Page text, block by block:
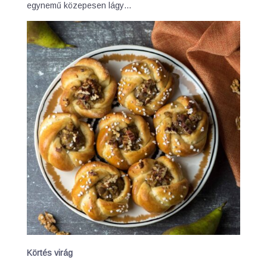
egynemű közepesen lágy…
Körtés virág